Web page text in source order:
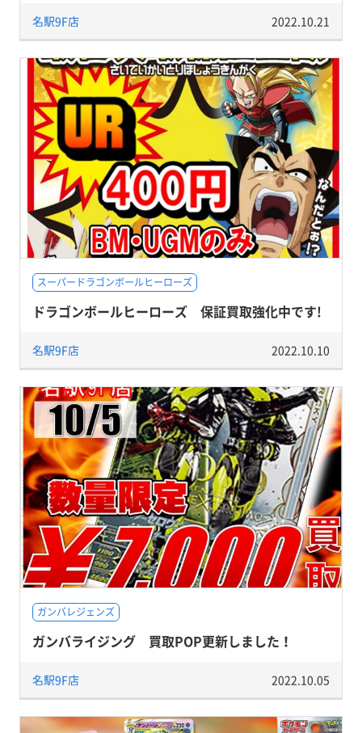
名駅9F店 2022.10.21
スーパードラゴンボールヒーローズ
ドラゴンボールヒーローズ 保証買取強化中です!
名駅9F店 2022.10.10
ガンバレジェンズ
ガンバライジング 買取POP更新しました！
名駅9F店 2022.10.05